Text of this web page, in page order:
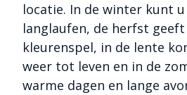
locatie. In de winter kunt u
langlaufen, de herfst
kleurenspel, in de lente
weer tot leven en in de
warme dagen en lange